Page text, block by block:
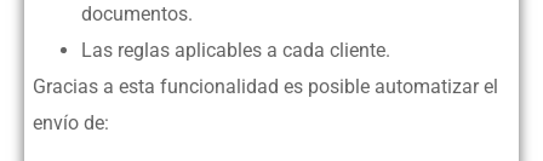
documentos.
Las reglas aplicables a cada cliente.
Gracias a esta funcionalidad es posible automatizar el
envío de: